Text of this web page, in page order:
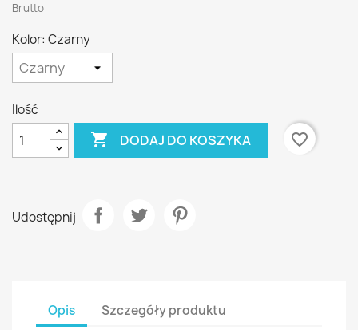
Brutto
Kolor: Czarny
Ilość
 DODAJ DO KOSZYKA favorite_border
Udostępnij
Opis Szczegóły produktu